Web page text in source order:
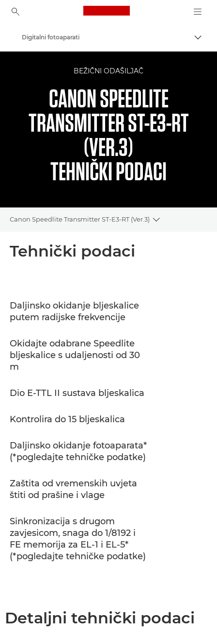
Canon Logo, back to
Digitalni fotoaparati
BEŽIČNI ODAŠILJAČ
CANON SPEEDLITE
TRANSMITTER ST-E3-RT
(VER.3)
TEHNIČKI PODACI
Canon Speedlite Transmitter ST-E3-RT (Ver.3)
Toggle
Tehnički podaci
Daljinsko okidanje bljeskalice
putem radijske frekvencije
Okidajte odabrane Speedlite
bljeskalice s udaljenosti od 30
m
Dio E-TTL II sustava bljeskalica
Kontrolira do 15 bljeskalica
Daljinsko okidanje fotoaparata*
(*pogledajte tehničke podatke)
Zaštita od vremenskih uvjeta
štiti od prašine i vlage
Sinkronizacija s drugom
zavjesicom, snaga do 1/8192 i
FE memorija za EL-1 i EL-5*
(*pogledajte tehničke podatke)
Detaljni tehnički podaci